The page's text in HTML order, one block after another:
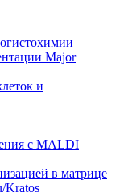
Major
и
с MALDI
в матрице
Kratos